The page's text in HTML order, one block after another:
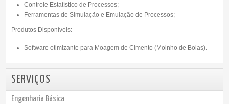
Controle Estatístico de Processos;
Ferramentas de Simulação e Emulação de Processos;
Produtos Disponíveis:
Software otimizante para Moagem de Cimento (Moinho de Bolas).
SERVIÇOS
Engenharia Básica